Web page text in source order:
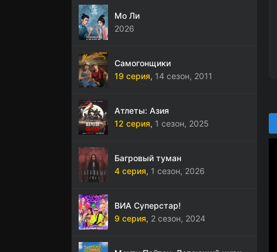
Мо Ли
2026
Самогонщики
19 серия, 14 сезон, 2011
Атлеты: Азия
12 серия, 1 сезон, 2025
Багровый туман
4 серия, 1 сезон, 2026
ВИА Суперстар!
9 серия, 2 сезон, 2024